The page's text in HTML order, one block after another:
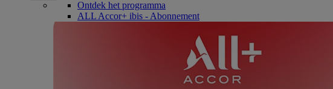
Ontdek het programma
ALL Accor+ ibis - Abonnement